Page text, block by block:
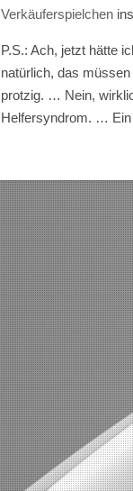
Verkäuferspielchen
P.S.: Ach, jetzt hätte
natürlich, das
protzig. … Nein,
Helfersyndrom. …